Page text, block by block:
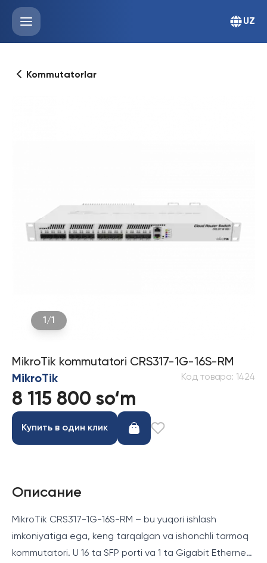
UZ
Kommutatorlar
1 /1
MikroTik kommutatori CRS317-1G-16S-RM
MikroTik
Код товара: 1424
8 115 800 so‘m
Купить в один клик
Описание
MikroTik CRS317-1G-16S-RM – bu yuqori ishlash
imkoniyatiga ega, keng tarqalgan va ishonchli tarmoq
kommutatori. U 16 ta SFP porti va 1 ta Gigabit Ethernet